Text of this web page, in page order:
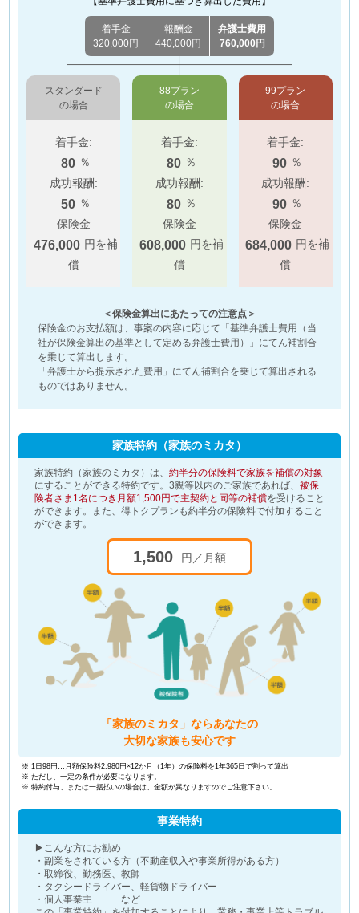
着手金
320,000円
報酬金
440,000円
弁護士費用
760,000円
スタンダード
の場合
着手金:
80 ％
成功報酬:
50 ％
保険金
476,000 円を補
償
88プラン
の場合
着手金:
80 ％
成功報酬:
80 ％
保険金
608,000 円を補
償
99プラン
の場合
着手金:
90 ％
成功報酬:
90 ％
保険金
684,000 円を補
償
＜保険金算出にあたっての注意点＞
保険金のお支払額は、事案の内容に応じて「基準弁護士費用（当
社が保険金算出の基準として定める弁護士費用）」にてん補割合
を乗じて算出します。
「弁護士から提示された費用」にてん補割合を乗じて算出される
ものではありません。
家族特約（家族のミカタ）
家族特約（家族のミカタ）は、 約半分の保険料で家族を補償の対象
にすることができる特約です。3親等以内のご家族であれば、 被保
険者さま1名につき月額1,500円で主契約と同等の補償を受けること
ができます。また、得トクプランも約半分の保険料で付加すること
ができます。
1,500 円／月額
「家族のミカタ」ならあなたの
大切な家族も安心です
※ 1日98円…月額保険料2,980円×12か月（1年）の保険料を1年365日で割って算出
※ ただし、一定の条件が必要になります。
※ 特約付与、または一括払いの場合は、金額が異なりますのでご注意下さい。
事業特約
▶こんな方にお勧め
・副業をされている方（不動産収入や事業所得がある方）
・取締役、勤務医、教師
・タクシードライバー、軽貨物ドライバー
・個人事業主 など